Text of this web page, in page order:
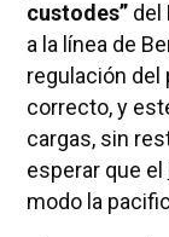
custodes”del
a la línea de
regulación del
correcto, y
cargas, sin
esperar que el
modo la